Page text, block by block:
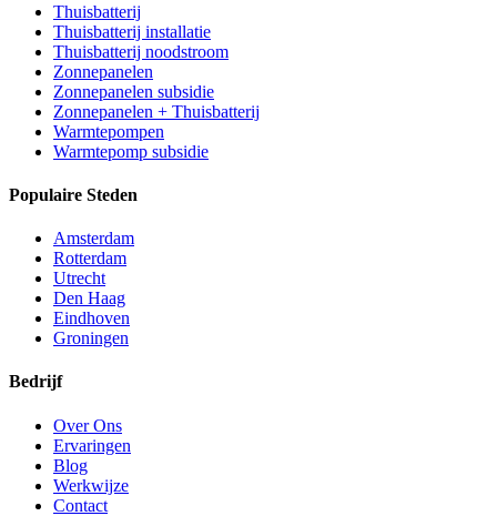
Thuisbatterij
Thuisbatterij installatie
Thuisbatterij noodstroom
Zonnepanelen
Zonnepanelen subsidie
Zonnepanelen + Thuisbatterij
Warmtepompen
Warmtepomp subsidie
Populaire Steden
Amsterdam
Rotterdam
Utrecht
Den Haag
Eindhoven
Groningen
Bedrijf
Over Ons
Ervaringen
Blog
Werkwijze
Contact